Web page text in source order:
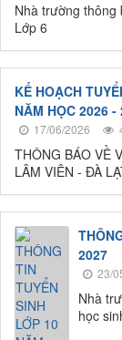
Nhà trường thông
Lớp 6
KẾ HOẠCH
NĂM HỌC 2026 -
17/06/2026
THÔNG BÁO VỀ
LÂM VIÊN - ĐÀ
2027
23/
Nhà
học